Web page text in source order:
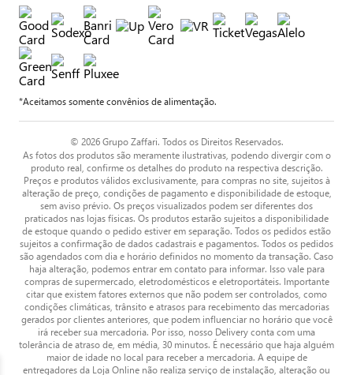
*Aceitamos somente convênios de alimentação.
© 2026 Grupo Zaffari. Todos os Direitos Reservados.
As fotos dos produtos são meramente ilustrativas, podendo divergir com o
produto real, confirme os detalhes do produto na respectiva descrição.
Preços e produtos válidos exclusivamente, para compras no site, sujeitos à
alteração de preço, condições de pagamento e disponibilidade de estoque,
sem aviso prévio. Os preços visualizados podem ser diferentes dos
praticados nas lojas físicas. Os produtos estarão sujeitos a disponibilidade
de estoque quando o pedido estiver em separação. Todos os pedidos estão
sujeitos a confirmação de dados cadastrais e pagamentos. Todos os pedidos
são agendados com dia e horário definidos no momento da transação. Caso
haja alteração, podemos entrar em contato para informar. Isso vale para
compras de supermercado, eletrodomésticos e eletroportáteis. Importante
citar que existem fatores externos que não podem ser controlados, como
condições climáticas, trânsito e atrasos para recebimento das mercadorias
gerados por clientes anteriores, que podem influenciar no horário que você
irá receber sua mercadoria. Por isso, nosso Delivery conta com uma
tolerância de atraso de, em média, 30 minutos. É necessário que haja alguém
maior de idade no local para receber a mercadoria. A equipe de
entregadores da Loja Online não realiza serviço de instalação, alteração ou